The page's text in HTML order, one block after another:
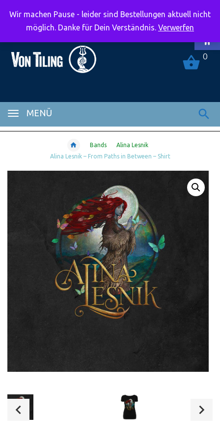
MENÜ
0
Bands
Alina Lesnik
Alina Lesnik – From Paths in Between – Shirt
Wir machen Pause - leider sind Bestellungen aktuell nicht
möglich. Danke für Dein Verständnis. Verwerfen